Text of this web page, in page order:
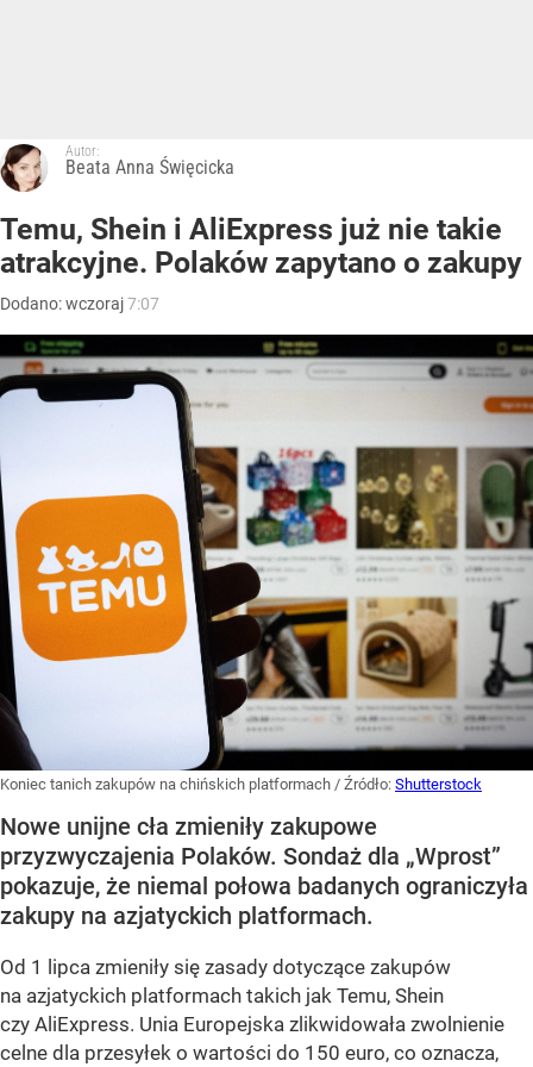
Autor:
Beata Anna Święcicka
Temu, Shein i AliExpress już nie takie
atrakcyjne. Polaków zapytano o zakupy
Dodano:wczoraj7:07
Koniec tanich zakupów na chińskich platformach / Źródło: Shutterstock
Nowe unijne cła zmieniły zakupowe
przyzwyczajenia Polaków. Sondaż dla „Wprost”
pokazuje, że niemal połowa badanych ograniczyła
zakupy na azjatyckich platformach.
Od 1 lipca zmieniły się zasady dotyczące zakupów
na azjatyckich platformach takich jak Temu, Shein
czy AliExpress. Unia Europejska zlikwidowała zwolnienie
celne dla przesyłek o wartości do 150 euro, co oznacza,